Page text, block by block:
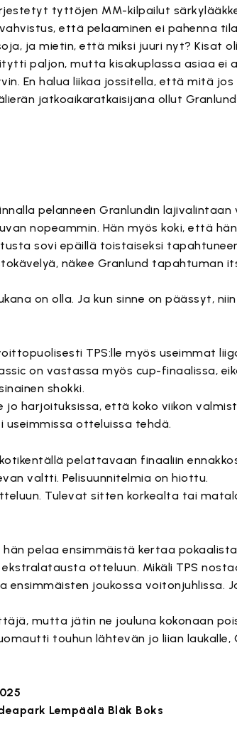
tyttöjen MM-kilpailut
että pelaaminen ei pahenna
ja mietin, että miksi juuri nyt? Kisat
paljon, mutta kisakuplassa asiaa ei
En halua liikaa jossitella, että mitä jos
jatkoaikaratkaisijana ollut
pelanneen Granlundin lajivalintaan
nopeammin. Hän myös koki, että
sovi epäillä toistaiseksi
näkee Granlund tapahtuman
on olla. Ja kun sinne on päässyt,
TPS:lle myös useimmat
on vastassa myös cup-finaalissa,
shokki.
jo harjoituksissa, että koko viikon
otteluissa tehdä.
pelattavaan finaaliin
valtti. Pelisuunnitelmia on hiottu.
Tulevat sitten korkealta tai
pelaa ensimmäistä kertaa
otteluun. Mikäli TPS
ensimmäisten joukossa voitonjuhlissa.
mutta jätin ne jouluna kokonaan
touhun lähtevän jo liian laukalle,
Lempäälä Bläk Boks